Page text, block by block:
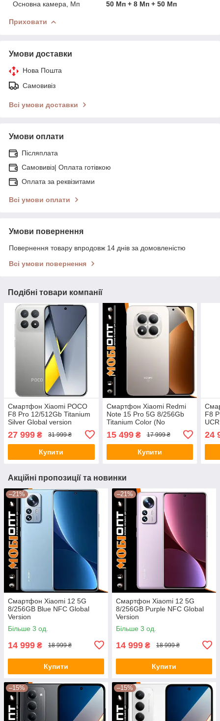
Основна камера, Мп 50 Мп + 8 Мп + 50 Мп
Приховати
Умови доставки
Нова Пошта
Самовивіз
Всі умови доставки
Умови оплати
Післяплата
Самовивіз| Оплата готівкою
Оплата за реквізитами
Всі умови оплати
Умови повернення
Повернення товару впродовж 14 днів за домовленістю
Всі умови повернення
Подібні товари компанії
Смартфон Xiaomi POCO
F8 Pro 12/512Gb Titanium
Silver Global version
27 999 ₴ 31 999 ₴
Купити
Смартфон Xiaomi Redmi
Note 15 Pro 5G 8/256Gb
Titanium Color (No
15 499₴ 17 999 ₴
Купити
F8
24
Акційні пропозиції та новинки
–21%
Смартфон Xiaomi 12 5G
8/256GB Blue NFC Global
Version
Більше 3 од.
14 999 ₴ 18 999 ₴
Купити
–21%
Смартфон Xiaomi 12 5G
8/256GB Purple NFC Global
Version
Більше 3 од.
14 999 ₴ 18 999 ₴
Купити
–15% –15%